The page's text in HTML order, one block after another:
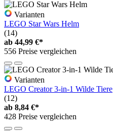
Varianten
LEGO Star Wars Helm
(14)
ab 44,99 €*
556 Preise vergleichen
Varianten
LEGO Creator 3-in-1 Wilde Tiere
(12)
ab 8,84 €*
428 Preise vergleichen